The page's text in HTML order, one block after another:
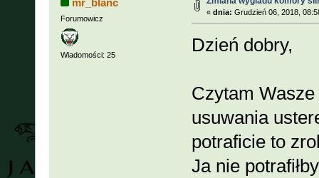
mr_blanc
Forumowicz
Wiadomości: 25
« dnia: Grudzień 06, 2018,
Dzień dobry,
Czytam
usuwania
potraficie to
Ja nie